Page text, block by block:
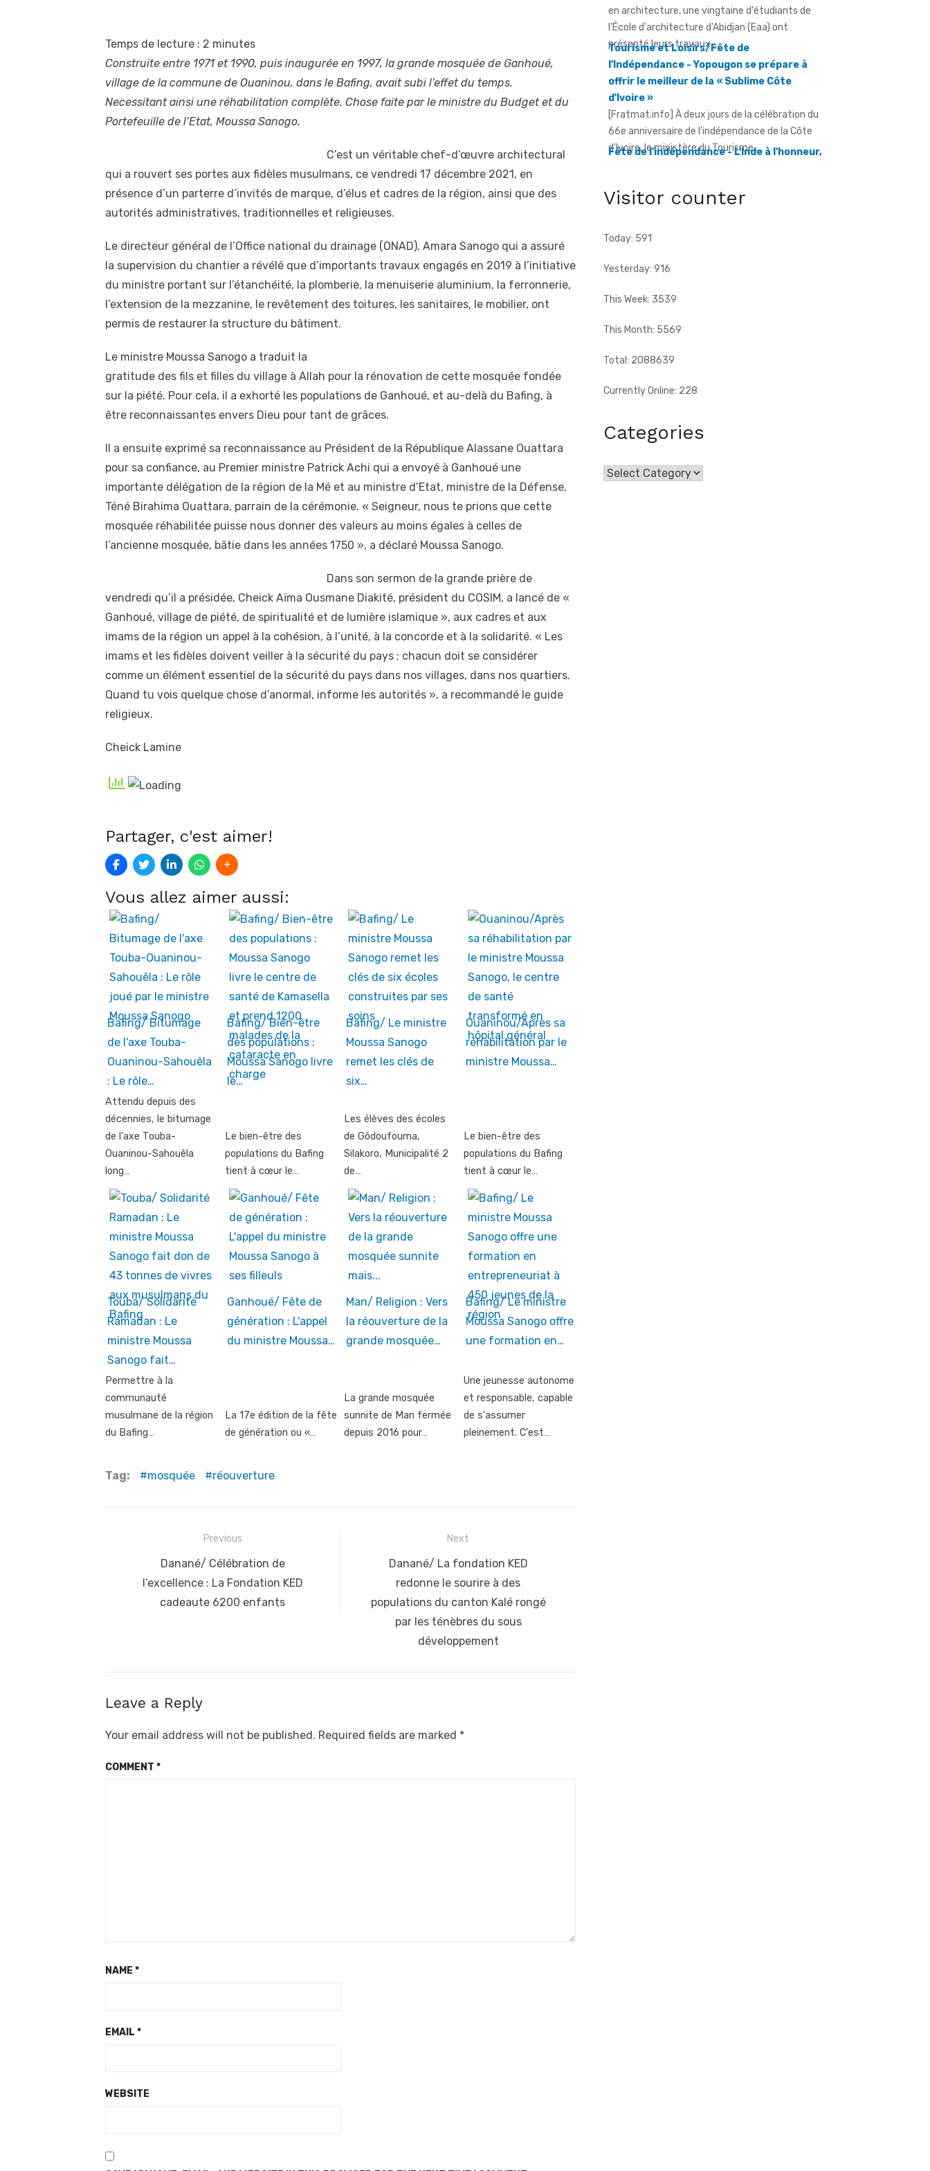
Temps de lecture : 2 minutes
Construite entre 1971 et 1990, puis inaugurée en 1997, la grande mosquée de Ganhoué,
village de la commune de Ouaninou, dans le Bafing, avait subi l’effet du temps.
Necessitant ainsi une réhabilitation complète. Chose faite par le ministre du Budget et du
Portefeuille de l’Etat, Moussa Sanogo.
C’est un véritable chef-d’œuvre architectural
qui a rouvert ses portes aux fidèles musulmans, ce vendredi 17 décembre 2021, en
présence d’un parterre d’invités de marque, d’élus et cadres de la région, ainsi que des
autorités administratives, traditionnelles et religieuses.
Le directeur général de l’Office national du drainage (ONAD), Amara Sanogo qui a assuré
la supervision du chantier a révélé que d’importants travaux engagés en 2019 à l’initiative
du ministre portant sur l’étanchéité, la plomberie, la menuiserie aluminium, la ferronnerie,
l’extension de la mezzanine, le revêtement des toitures, les sanitaires, le mobilier, ont
permis de restaurer la structure du bâtiment.
Le ministre Moussa Sanogo a traduit la
gratitude des fils et filles du village à Allah pour la rénovation de cette mosquée fondée
sur la piété. Pour cela, il a exhorté les populations de Ganhoué, et au-delà du Bafing, à
être reconnaissantes envers Dieu pour tant de grâces.
Il a ensuite exprimé sa reconnaissance au Président de la République Alassane Ouattara
pour sa confiance, au Premier ministre Patrick Achi qui a envoyé à Ganhoué une
importante délégation de la région de la Mé et au ministre d’Etat, ministre de la Défense,
Téné Birahima Ouattara, parrain de la cérémonie. « Seigneur, nous te prions que cette
mosquée réhabilitée puisse nous donner des valeurs au moins égales à celles de
l’ancienne mosquée, bâtie dans les années 1750 », a déclaré Moussa Sanogo.
Dans son sermon de la grande prière de
vendredi qu’il a présidée, Cheick Aïma Ousmane Diakité, président du COSIM, a lancé de «
Ganhoué, village de piété, de spiritualité et de lumière islamique », aux cadres et aux
imams de la région un appel à la cohésion, à l’unité, à la concorde et à la solidarité. « Les
imams et les fidèles doivent veiller à la sécurité du pays ; chacun doit se considérer
comme un élément essentiel de la sécurité du pays dans nos villages, dans nos quartiers.
Quand tu vois quelque chose d’anormal, informe les autorités », a recommandé le guide
religieux.
Cheick Lamine
Partager, c'est aimer!
Vous allez aimer aussi:
Bafing/ Bitumage
de l'axe Touba-
Ouaninou-Sahouêla
: Le rôle…
Attendu depuis des
décennies, le bitumage
de l'axe Touba-
Ouaninou-Sahouêla
long…
Bafing/ Bien-être
des populations :
Moussa Sanogo livre
le…
Le bien-être des
populations du Bafing
tient à cœur le…
Bafing/ Le ministre
Moussa Sanogo
remet les clés de
six…
Les élèves des écoles
de Gôdoufouma,
Silakoro, Municipalité 2
de…
Ouaninou/Après sa
réhabilitation par le
ministre Moussa…
Le bien-être des
populations du Bafing
tient à cœur le…
Touba/ Solidarité
Ramadan : Le
ministre Moussa
Sanogo fait…
Permettre à la
communauté
musulmane de la région
du Bafing…
Ganhoué/ Fête de
génération : L'appel
du ministre Moussa…
La 17e édition de la fête
de génération ou «…
Man/ Religion : Vers
la réouverture de la
grande mosquée…
La grande mosquée
sunnite de Man fermée
depuis 2016 pour…
Bafing/ Le ministre
Moussa Sanogo offre
une formation en…
Une jeunesse autonome
et responsable, capable
de s'assumer
pleinement. C'est…
Tag: mosquée réouverture
navigation
Previous
Previous
post:
Danané/ Célébration de
l’excellence : La Fondation KED
cadeaute 6200 enfants
Next
NextDanané/ La fondation KED
redonne le sourire à des
populations du canton Kalé rongé
par les ténèbres du sous
développement
Leave a Reply
Your email address will not be published. Required fields are marked *
COMMENT *
NAME *
EMAIL *
WEBSITE
Tourisme et Loisirs/Fête de
l'Indépendance - Yopougon se prépare à
offrir le meilleur de la « Sublime Côte
d'Ivoire »
[Fratmat.info] À deux jours de la célébration du
66e anniversaire de l'indépendance de la Côte
d'Ivoire, le ministère du Tourisme ...
Fête de l'indépendance - L'Inde à l'honneur,
avec un contingent militaire au défilé
[Fratmat.info] Un contingent de l'armée
indienne participera pour la première fois au
Visitor counter
Today: 591
Yesterday: 916
This Week: 3539
This Month: 5569
Total: 2088639
Currently Online: 228
Categories
Categories